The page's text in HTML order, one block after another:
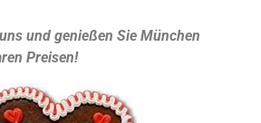
und genießen Sie München
Preisen!